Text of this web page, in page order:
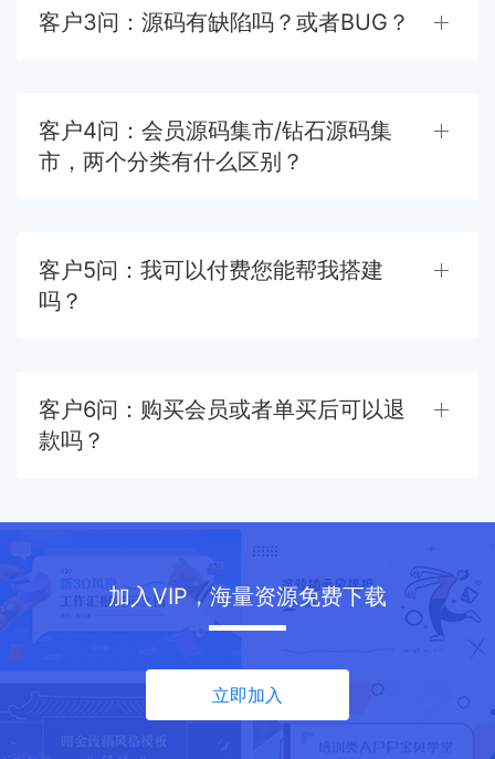
客户3问：源码有缺陷吗？或者BUG？
客户4问：会员源码集市/钻石源码集
市，两个分类有什么区别？
客户5问：我可以付费您能帮我搭建
吗？
客户6问：购买会员或者单买后可以退
款吗？
加入VIP，海量资源免费下载
立即加入